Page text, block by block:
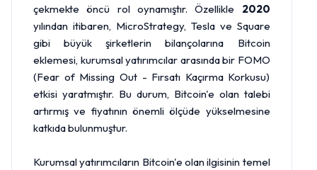
çekmekte öncü rol oynamıştır. Özellikle 2020
yılından itibaren, MicroStrategy, Tesla ve Square
gibi büyük şirketlerin bilançolarına Bitcoin
eklemesi, kurumsal yatırımcılar arasında bir FOMO
(Fear of Missing Out - Fırsatı Kaçırma Korkusu)
etkisi yaratmıştır. Bu durum, Bitcoin'e olan talebi
artırmış ve fiyatının önemli ölçüde yükselmesine
katkıda bulunmuştur.
Kurumsal yatırımcıların Bitcoin'e olan ilgisinin temel